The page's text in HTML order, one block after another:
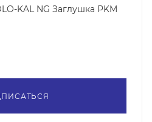
KAL NG Заглушка PKM